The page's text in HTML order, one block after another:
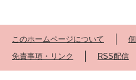
このホームページについて
免責事項・リンク
RSS配信